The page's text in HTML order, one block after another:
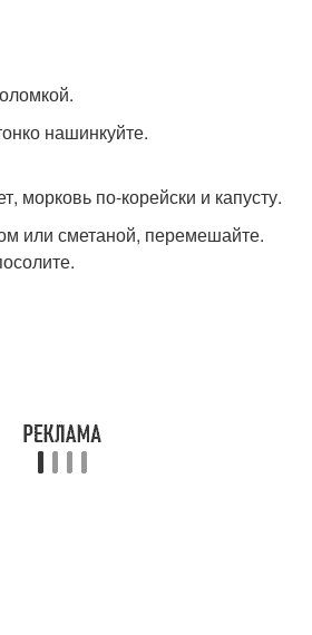
нашинкуйте.
морковь по-корейски и капусту.
или сметаной, перемешайте.